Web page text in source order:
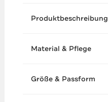
Produktbeschreibung
Material & Pflege
Größe & Passform